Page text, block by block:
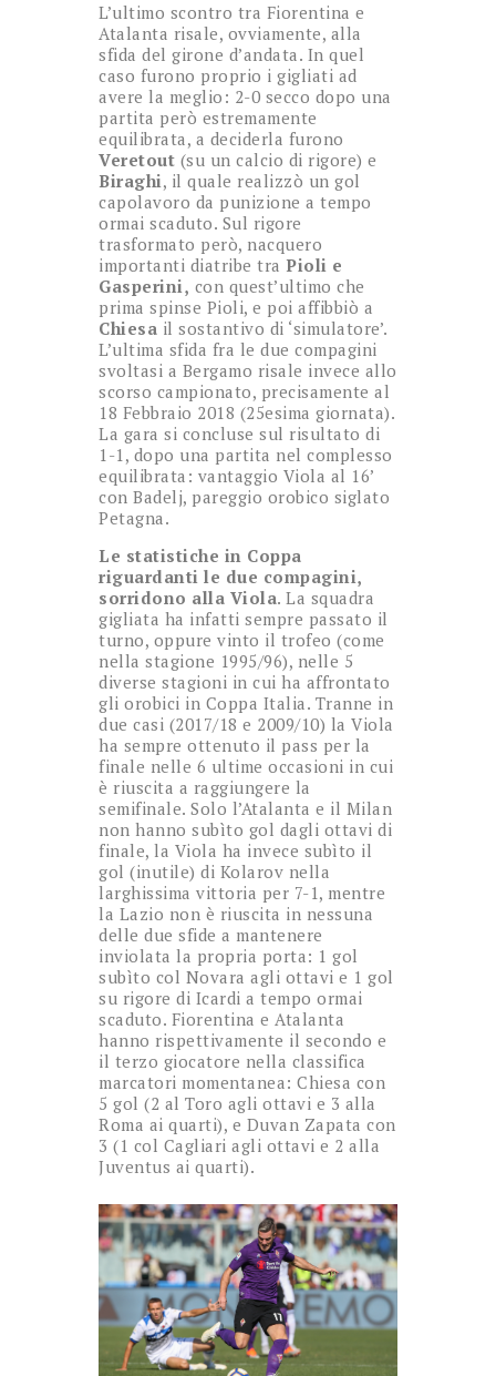
L’ultimo scontro tra Fiorentina e
Atalanta risale, ovviamente, alla
sfida del girone d’andata. In quel
caso furono proprio i gigliati ad
avere la meglio: 2-0 secco dopo una
partita però estremamente
equilibrata, a deciderla furono
Veretout (su un calcio di rigore) e
Biraghi, il quale realizzò un gol
capolavoro da punizione a tempo
ormai scaduto. Sul rigore
trasformato però, nacquero
importanti diatribe tra Pioli e
Gasperini, con quest’ultimo che
prima spinse Pioli, e poi affibbiò a
Chiesa il sostantivo di ‘simulatore’.
L’ultima sfida fra le due compagini
svoltasi a Bergamo risale invece allo
scorso campionato, precisamente al
18 Febbraio 2018 (25esima giornata).
La gara si concluse sul risultato di
1-1, dopo una partita nel complesso
equilibrata: vantaggio Viola al 16’
con Badelj, pareggio orobico siglato
Petagna.
Le statistiche in Coppa
riguardanti le due compagini,
sorridono alla Viola. La squadra
gigliata ha infatti sempre passato il
turno, oppure vinto il trofeo (come
nella stagione 1995/96), nelle 5
diverse stagioni in cui ha affrontato
gli orobici in Coppa Italia. Tranne in
due casi (2017/18 e 2009/10) la Viola
ha sempre ottenuto il pass per la
finale nelle 6 ultime occasioni in cui
è riuscita a raggiungere la
semifinale. Solo l’Atalanta e il Milan
non hanno subìto gol dagli ottavi di
finale, la Viola ha invece subìto il
gol (inutile) di Kolarov nella
larghissima vittoria per 7-1, mentre
la Lazio non è riuscita in nessuna
delle due sfide a mantenere
inviolata la propria porta: 1 gol
subìto col Novara agli ottavi e 1 gol
su rigore di Icardi a tempo ormai
scaduto. Fiorentina e Atalanta
hanno rispettivamente il secondo e
il terzo giocatore nella classifica
marcatori momentanea: Chiesa con
5 gol (2 al Toro agli ottavi e 3 alla
Roma ai quarti), e Duvan Zapata con
3 (1 col Cagliari agli ottavi e 2 alla
Juventus ai quarti).